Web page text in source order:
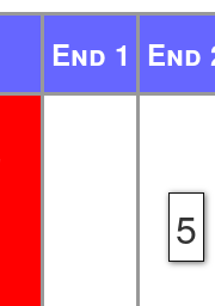
End 1 End
5